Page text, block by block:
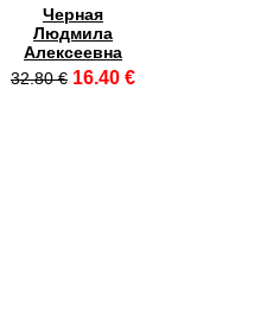
Черная
Людмила
Алексеевна
32.80 € 16.40 €